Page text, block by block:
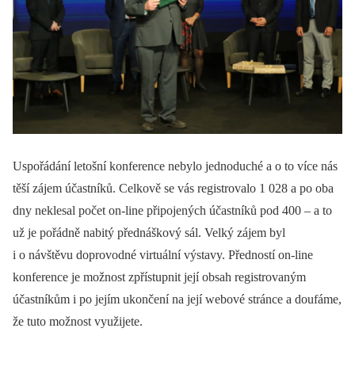
Uspořádání letošní konference nebylo jednoduché a o to více nás
těší zájem účastníků. Celkově se vás registrovalo 1 028 a po oba
dny neklesal počet on‑line připojených účastníků pod 400 –⁠ a to
už je pořádně nabitý přednáškový sál. Velký zájem byl
i o návštěvu doprovodné virtuální výstavy. Předností on‑line
konference je možnost zpřístupnit její obsah registrovaným
účastníkům i po jejím ukončení na její webové stránce a doufáme,
že tuto možnost využijete.